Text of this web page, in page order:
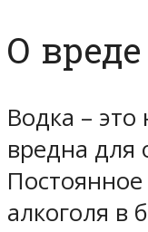
О вреде
Водка – это
вредна для
алкоголя в